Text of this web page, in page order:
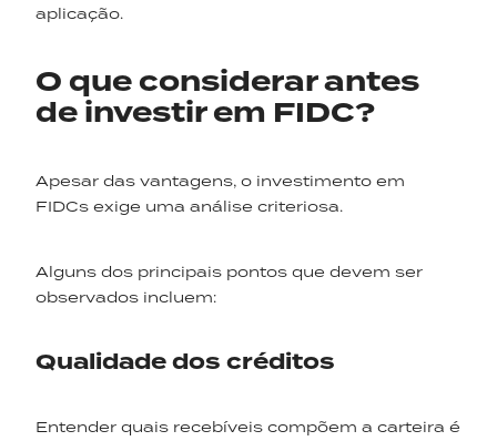
aplicação.
O que considerar antes
de investir em FIDC?
Apesar das vantagens, o investimento em
FIDCs exige uma análise criteriosa.
Alguns dos principais pontos que devem ser
observados incluem:
Qualidade dos créditos
Entender quais recebíveis compõem a carteira é